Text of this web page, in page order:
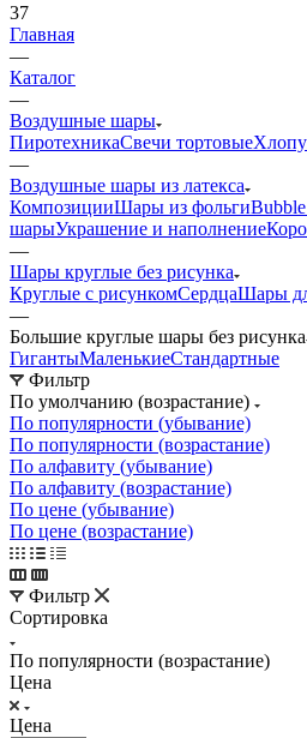
37
Главная
—
Каталог
—
Воздушные шары
ПиротехникаСвечи тортовые
—
Воздушные шары из латекса
КомпозицииШары из фольги
шарыУкрашение и наполнение
—
Шары круглые без рисунка
Круглые с рисункомСердцаШары
—
Большие круглые шары без рисунка
ГигантыМаленькиеСтандартные
Фильтр
По умолчанию (возрастание)
По популярности (убывание)
По популярности (возрастание)
По алфавиту (убывание)
По алфавиту (возрастание)
По цене (убывание)
По цене (возрастание)
Фильтр
Сортировка
По популярности (возрастание)
Цена
Цена